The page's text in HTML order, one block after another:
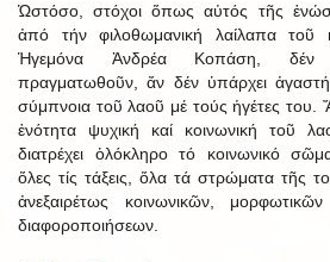
Ὡστόσο, στόχοι ὅπως αὐτός τῆς
ἀπό τήν φιλοθωμανική λαίλαπα τοῦ
Ἡγεμόνα Ἀνδρέα Κοπάση,
πραγματωθοῦν, ἄν δέν ὑπάρχει
σύμπνοια τοῦ λαοῦ μέ τούς ἡγέτες του.
ἑνότητα ψυχική καί κοινωνική τοῦ
διατρέχει ὁλόκληρο τό κοινωνικό
ὅλες τίς τάξεις, ὅλα τά στρώματα τῆς
ἀνεξαιρέτως κοινωνικῶν,
διαφοροποιήσεων.